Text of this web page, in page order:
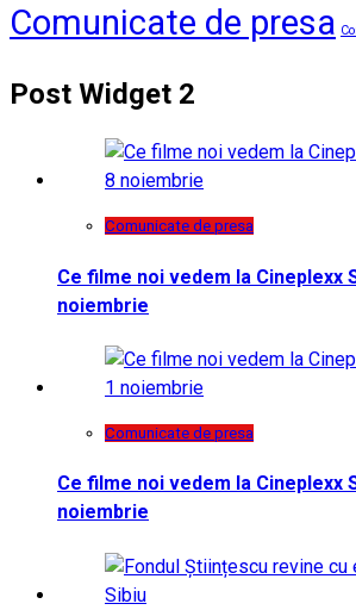
Comunicate de presa
Post Widget 2
Comunicate de presa
Ce filme noi vedem la Cineplexx
noiembrie
Comunicate de presa
Ce filme noi vedem la Cineplexx
noiembrie